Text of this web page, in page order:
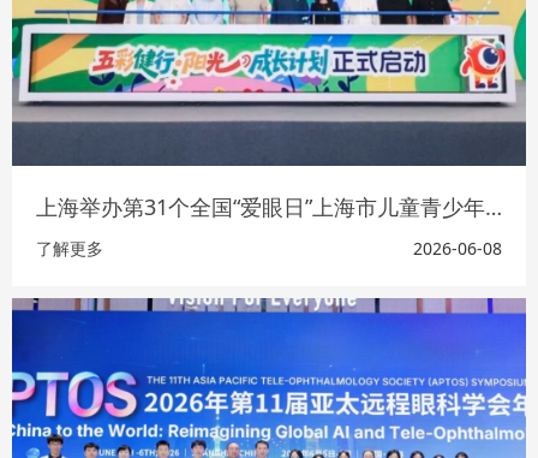
上海举办第31个全国“爱眼日”上海市儿童青少年眼健康主题活动
了解更多 2026-06-08